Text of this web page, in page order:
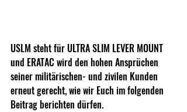
USLM steht für ULTRA SLIM LEVER MOUNT
und ERATAC wird den hohen Ansprüchen
seiner militärischen- und zivilen Kunden
erneut gerecht, wie wir Euch im folgenden
Beitrag berichten dürfen.